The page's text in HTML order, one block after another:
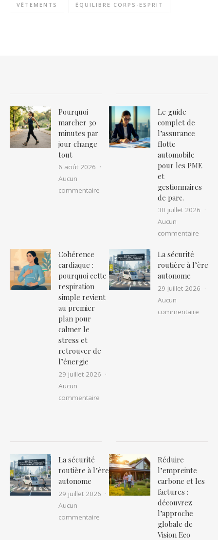
VÊTEMENTS ÉQUILIBRE CORPS-ESPRIT
Pourquoi
marcher 30
minutes par
jour change
tout
6 août 2026
Aucun
commentaire sur Pourquoi marcher 30 minutes
Le guide
complet de
l’assurance
flotte
automobile
pour les PME
et
gestionnaires
de parc.
30 juillet 2026
Aucun
commentaire
Cohérence
cardiaque :
pourquoi cette
respiration
simple revient
au premier
plan pour
calmer le
stress et
retrouver de
l’énergie
29 juillet 2026
Aucun
commentaire
La sécurité
routière à l’ère
autonome
29 juillet 2026
Aucun
commentaire
La sécurité
routière à l’ère
autonome
29 juillet 2026
Aucun
commentaire sur La sécurité routière à l’ère
Réduire
l’empreinte
carbone et les
factures :
découvrez
l’approche
globale de
Vision Eco